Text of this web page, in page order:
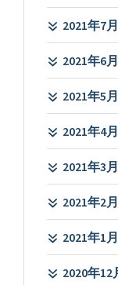
2021年7月
2021年6月
2021年5月
2021年4月
2021年3月
2021年2月
2021年1月
2020年12